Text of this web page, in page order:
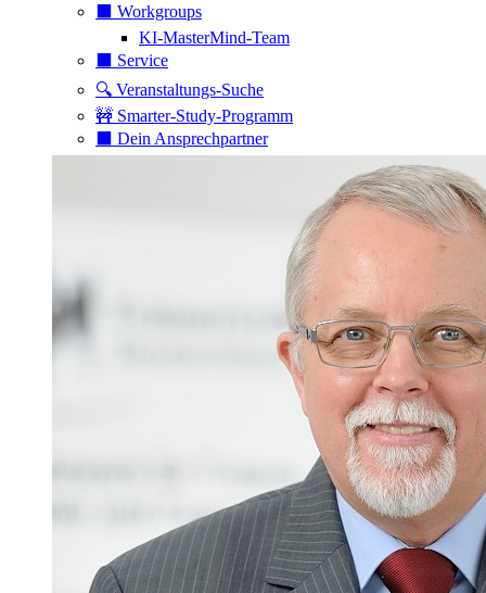
⬛️ Workgroups
KI-MasterMind-Team
⬛️ Service
🔍 Veranstaltungs-Suche
🚧 Smarter-Study-Programm
⬛️ Dein Ansprechpartner